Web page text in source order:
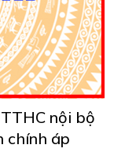
nội bộ
chính áp